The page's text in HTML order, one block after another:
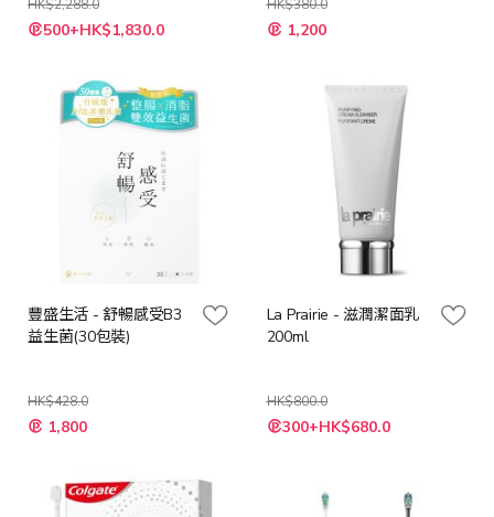
HK$2,288.0
特
殊 500+HK$1,830.0
HK$380.0
特
殊 1,200
豐盛生活 - 舒暢感受B3
益生菌(30包裝)
HK$428.0
特
殊 1,800
La Prairie - 滋潤潔面乳
200ml
HK$800.0
特
殊 300+HK$680.0